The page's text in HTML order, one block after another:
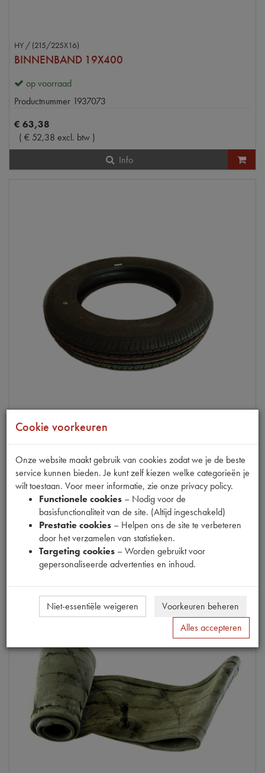
HY / (215/225X16)
BINNENBAND 19X400
op voorraad
Productnummer 1937073
€ 63,38
( € 52,38 excl. btw )
Info
2CV
BAND 135R15 NANKANG
op voorraad
Productnummer 1937035
12
€ 55,47excl. btw)
Info
Cookie voorkeuren
Onze website maakt gebruik van cookies zodat we je de beste
service kunnen bieden. Je kunt zelf kiezen welke categorieën je
wilt toestaan. Voor meer informatie, zie onze privacy policy.
Functionele cookies – Nodig voor de
basisfunctionaliteit van de site. (Altijd ingeschakeld)
Prestatie cookies – Helpen ons de site te verbeteren
door het verzamelen van statistieken.
Targeting cookies – Worden gebruikt voor
gepersonaliseerde advertenties en inhoud.
Niet-essentiële weigeren
Voorkeuren beheren
Alles accepteren